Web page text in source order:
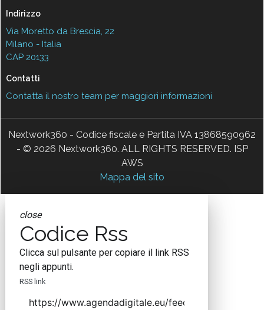
Indirizzo
Via Moretto da Brescia, 22
Milano - Italia
CAP 20133
Contatti
Contatta il nostro team per maggiori informazioni
Nextwork360 - Codice fiscale e Partita IVA 13868590962
- © 2026 Nextwork360. ALL RIGHTS RESERVED. ISP
AWS
Mappa del sito
close
Codice Rss
Clicca sul pulsante per copiare il link RSS
negli appunti.
RSS link